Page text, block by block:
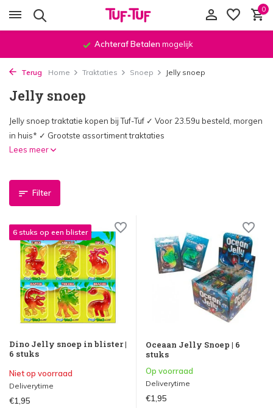
0
Voor23.59 uurbesteld,morgen bezorgd
Terug Home Traktaties Snoep Jelly snoep
Jelly snoep
Jelly snoep traktatie kopen bij Tuf-Tuf ✓ Voor 23.59u besteld, morgen
in huis* ✓ Grootste assortiment traktaties
Lees meer
Filter
6 stuks op een blister
Dino Jelly snoep in blister |
6 stuks
Niet op voorraad
Deliverytime
€1,95
Oceaan Jelly Snoep | 6
stuks
Op voorraad
Deliverytime
€1,95